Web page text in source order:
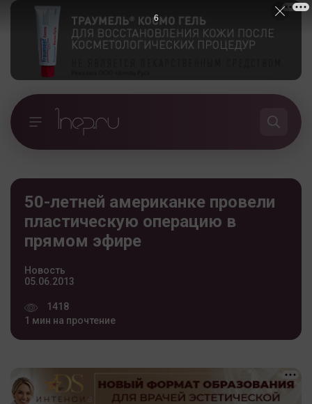
50-летней американке провели
пластическую операцию в
прямом эфире
Новость
05.06.2013
1418
1 мин на прочтение
5